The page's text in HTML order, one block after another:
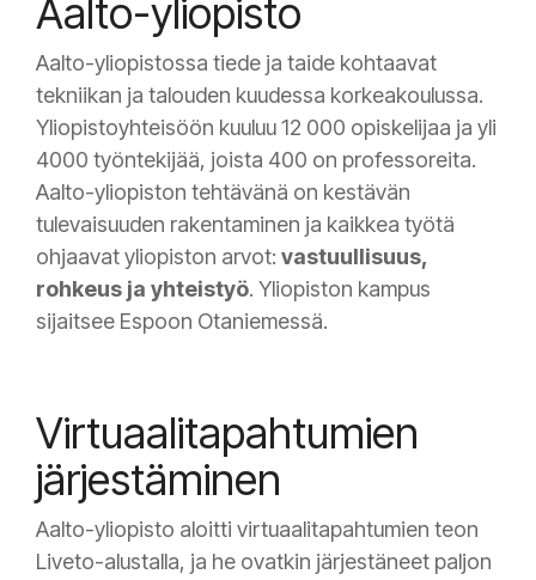
Aalto-yliopisto
Aalto-yliopistossa tiede ja taide kohtaavat
tekniikan ja talouden kuudessa korkeakoulussa.
Yliopistoyhteisöön kuuluu 12 000 opiskelijaa ja yli
4000 työntekijää, joista 400 on professoreita.
Aalto-yliopiston tehtävänä on kestävän
tulevaisuuden rakentaminen ja kaikkea työtä
ohjaavat yliopiston arvot: vastuullisuus,
rohkeus ja yhteistyö. Yliopiston kampus
sijaitsee Espoon Otaniemessä.
Virtuaalitapahtumien
järjestäminen
Aalto-yliopisto aloitti virtuaalitapahtumien teon
Liveto-alustalla, ja he ovatkin järjestäneet paljon